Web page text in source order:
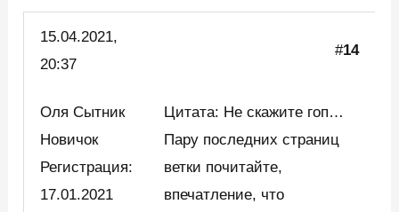
15.04.2021,
20:37
#14
Оля Сытник
Новичок
Регистрация:
17.01.2021
Цитата: Не скажите гоп…
Пару последних страниц
ветки почитайте,
впечатление, что